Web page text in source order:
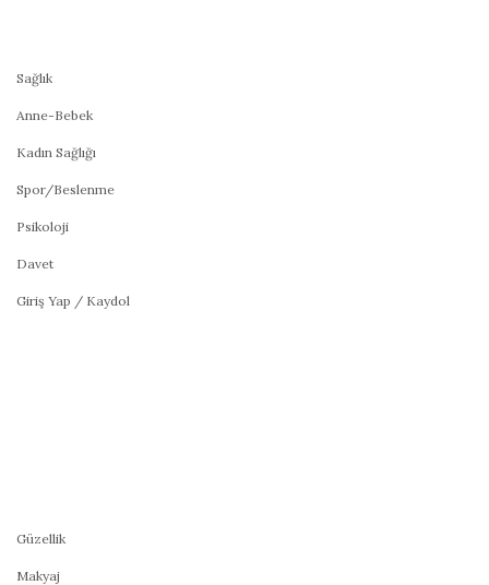
Sağlık
Anne-Bebek
Kadın Sağlığı
Spor/Beslenme
Psikoloji
Davet
Giriş Yap / Kaydol
Güzellik
Makyaj